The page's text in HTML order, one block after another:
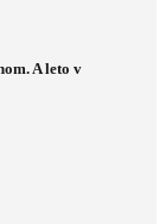
A leto v